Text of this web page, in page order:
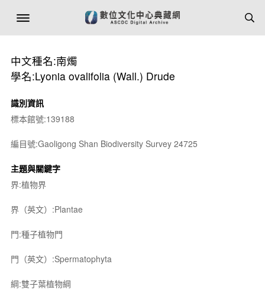
中文種名:南燭
學名:Lyonia ovalifolia (Wall.) Drude
識別資訊
標本館號:139188
編目號:Gaoligong Shan Biodiversity Survey 24725
主題與關鍵字
界:植物界
界（英文）:Plantae
門:種子植物門
門（英文）:Spermatophyta
綱:雙子葉植物綱